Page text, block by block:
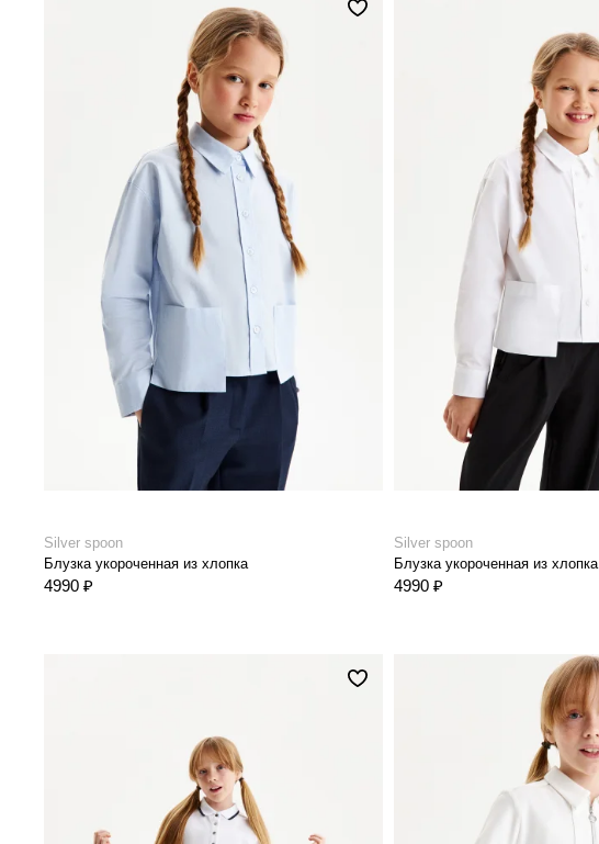
Silver spoon
Блузка укороченная из хлопка
4990 ₽
Silver spoon
Блузка укороченная из хлопка
4990 ₽